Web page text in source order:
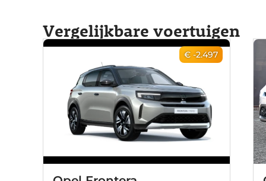
Vergelijkbare voertuigen
€ -2.497